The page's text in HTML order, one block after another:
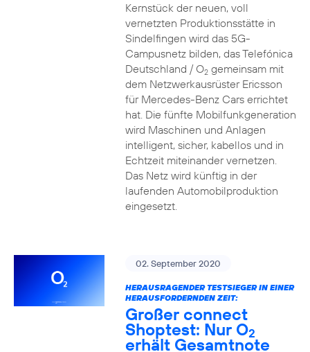
Kernstück der neuen, voll
vernetzten Produktionsstätte in
Sindelfingen wird das 5G-
Campusnetz bilden, das Telefónica
Deutschland / O2gemeinsam mit
dem Netzwerkausrüster Ericsson
für Mercedes-Benz Cars errichtet
hat. Die fünfte Mobilfunkgeneration
wird Maschinen und Anlagen
intelligent, sicher, kabellos und in
Echtzeit miteinander vernetzen.
Das Netz wird künftig in der
laufenden Automobilproduktion
eingesetzt.
02. September 2020
HERAUSRAGENDER TESTSIEGER IN EINER
HERAUSFORDERNDEN ZEIT:
Großer connect
Shoptest: Nur O2
erhält Gesamtnote